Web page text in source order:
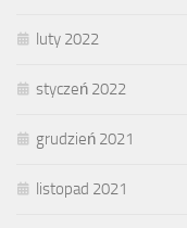
luty 2022
styczeń 2022
grudzień 2021
listopad 2021